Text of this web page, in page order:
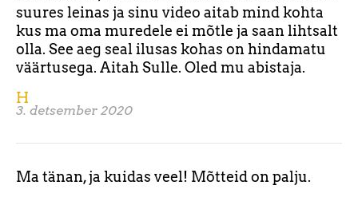
suures leinas ja sinu video aitab mind kohta
kus ma oma muredele ei mõtle ja saan lihtsalt
olla. See aeg seal ilusas kohas on hindamatu
väärtusega. Aitah Sulle. Oled mu abistaja.
H
3. detsember 2020
Ma tänan, ja kuidas veel! Mõtteid on palju.